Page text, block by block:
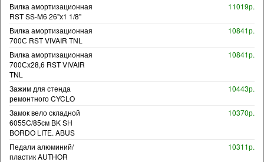
Вилка амортизационная
RST SS-M6 26"х1 1/8"
11019р.
Вилка амортизационная
700С RST VIVAIR TNL
10841р.
Вилка амортизационная
700Сх28,6 RST VIVAIR
TNL
10841р.
Зажим для стенда
ремонтного CYCLO
10443р.
Замок вело складной
6055C/85см BK SH
BORDO LITE. ABUS
10370р.
Педали алюминий/
пластик AUTHOR
10311р.